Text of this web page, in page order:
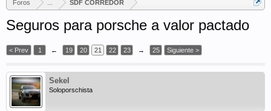
Foros SDF CORREDOR
Seguros para porsche a valor pactado
< Prev 1 ← 19 20 21 22 23 → 25 Siguiente >
Sekel
Soloporschista